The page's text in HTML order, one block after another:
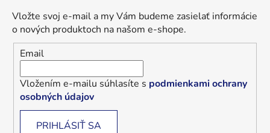
Vložte svoj e-mail a my Vám budeme zasielať informácie
o nových produktoch na našom e-shope.
Email
Vložením e-mailu súhlasíte s podmienkami ochrany
osobných údajov
PRIHLÁSIŤ SA